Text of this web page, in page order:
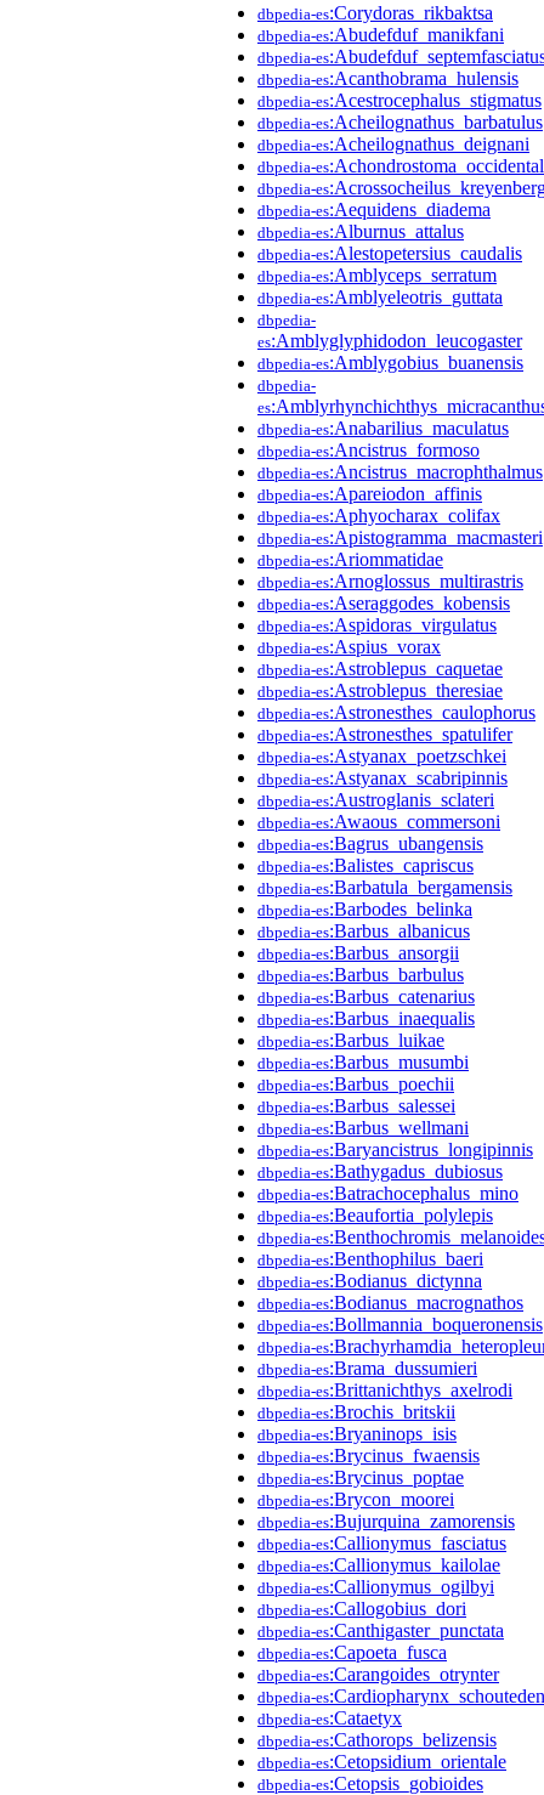
dbpedia-es:Corydoras_rikbaktsa
dbpedia-es:Abudefduf_manikfani
dbpedia-es
dbpedia-es:Acanthobrama_hulensis
dbpedia-es:Acestrocephalus_stigmatus
dbpedia-es:Acheilognathus_barbatulus
dbpedia-es:Acheilognathus_deignani
dbpedia-es
dbpedia-es
dbpedia-es:Aequidens_diadema
dbpedia-es:Alburnus_attalus
dbpedia-es:Alestopetersius_caudalis
dbpedia-es:Amblyceps_serratum
dbpedia-es:Amblyeleotris_guttata
dbpedia-
es:Amblyglyphidodon_leucogaster
dbpedia-es:Amblygobius_buanensis
dbpedia-
es
dbpedia-es:Anabarilius_maculatus
dbpedia-es:Ancistrus_formoso
dbpedia-es:Ancistrus_macrophthalmus
dbpedia-es:Apareiodon_affinis
dbpedia-es:Aphyocharax_colifax
dbpedia-es:Apistogramma_macmasteri
dbpedia-es:Ariommatidae
dbpedia-es:Arnoglossus_multirastris
dbpedia-es:Aseraggodes_kobensis
dbpedia-es:Aspidoras_virgulatus
dbpedia-es:Aspius_vorax
dbpedia-es:Astroblepus_caquetae
dbpedia-es:Astroblepus_theresiae
dbpedia-es:Astronesthes_caulophorus
dbpedia-es:Astronesthes_spatulifer
dbpedia-es:Astyanax_poetzschkei
dbpedia-es:Astyanax_scabripinnis
dbpedia-es:Austroglanis_sclateri
dbpedia-es:Awaous_commersoni
dbpedia-es:Bagrus_ubangensis
dbpedia-es:Balistes_capriscus
dbpedia-es:Barbatula_bergamensis
dbpedia-es:Barbodes_belinka
dbpedia-es:Barbus_albanicus
dbpedia-es:Barbus_ansorgii
dbpedia-es:Barbus_barbulus
dbpedia-es:Barbus_catenarius
dbpedia-es:Barbus_inaequalis
dbpedia-es:Barbus_luikae
dbpedia-es:Barbus_musumbi
dbpedia-es:Barbus_poechii
dbpedia-es:Barbus_salessei
dbpedia-es:Barbus_wellmani
dbpedia-es:Baryancistrus_longipinnis
dbpedia-es:Bathygadus_dubiosus
dbpedia-es:Batrachocephalus_mino
dbpedia-es:Beaufortia_polylepis
dbpedia-es
dbpedia-es:Benthophilus_baeri
dbpedia-es:Bodianus_dictynna
dbpedia-es:Bodianus_macrognathos
dbpedia-es:Bollmannia_boqueronensis
dbpedia-es
dbpedia-es:Brama_dussumieri
dbpedia-es:Brittanichthys_axelrodi
dbpedia-es:Brochis_britskii
dbpedia-es:Bryaninops_isis
dbpedia-es:Brycinus_fwaensis
dbpedia-es:Brycinus_poptae
dbpedia-es:Brycon_moorei
dbpedia-es:Bujurquina_zamorensis
dbpedia-es:Callionymus_fasciatus
dbpedia-es:Callionymus_kailolae
dbpedia-es:Callionymus_ogilbyi
dbpedia-es:Callogobius_dori
dbpedia-es:Canthigaster_punctata
dbpedia-es:Capoeta_fusca
dbpedia-es:Carangoides_otrynter
dbpedia-es
dbpedia-es:Cataetyx
dbpedia-es:Cathorops_belizensis
dbpedia-es:Cetopsidium_orientale
dbpedia-es:Cetopsis_gobioides